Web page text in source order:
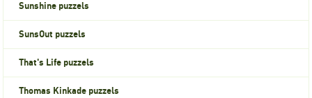
Sunshine puzzels
SunsOut puzzels
That's Life puzzels
Thomas Kinkade puzzels